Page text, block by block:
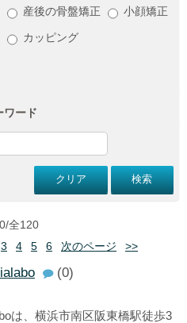
産後の骨盤矯正 小顔矯正
カッピング
ワード
全120
3 4 5 6 次のページ >>
(0)
は、横浜市南区阪東橋駅徒歩3